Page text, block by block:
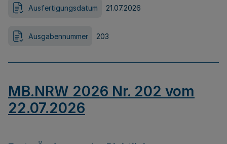
Ausfertigungsdatum 21.07.2026
Ausgabennummer 203
MB.NRW 2026 Nr. 202 vom
22.07.2026